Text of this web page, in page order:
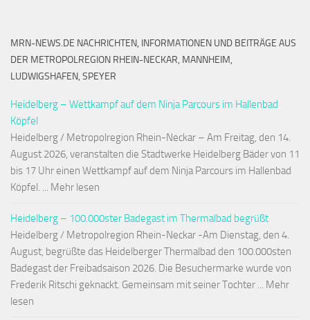
MRN-NEWS.DE NACHRICHTEN, INFORMATIONEN UND BEITRÄGE AUS
DER METROPOLREGION RHEIN-NECKAR, MANNHEIM,
LUDWIGSHAFEN, SPEYER
Heidelberg – Wettkampf auf dem Ninja Parcours im Hallenbad
Köpfel
Heidelberg / Metropolregion Rhein-Neckar – Am Freitag, den 14.
August 2026, veranstalten die Stadtwerke Heidelberg Bäder von 11
bis 17 Uhr einen Wettkampf auf dem Ninja Parcours im Hallenbad
Köpfel. ... Mehr lesen
Heidelberg – 100.000ster Badegast im Thermalbad begrüßt
Heidelberg / Metropolregion Rhein-Neckar -Am Dienstag, den 4.
August, begrüßte das Heidelberger Thermalbad den 100.000sten
Badegast der Freibadsaison 2026. Die Besuchermarke wurde von
Frederik Ritschi geknackt. Gemeinsam mit seiner Tochter ... Mehr
lesen